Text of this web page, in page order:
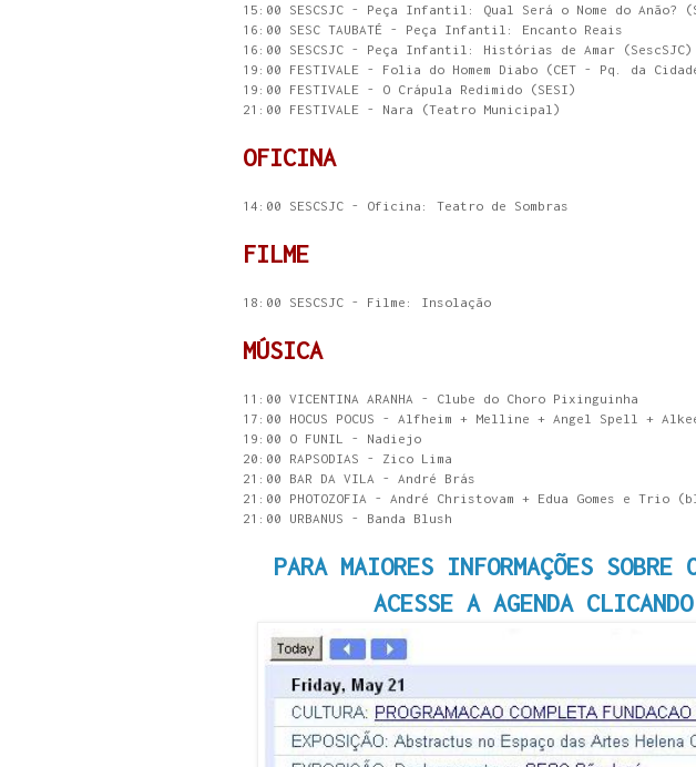
15:00 SESCSJC - Peça Infantil: Qual Será o Nome do Anão?
16:00 SESC TAUBATÉ - Peça Infantil: Encanto Reais
16:00 SESCSJC - Peça Infantil: Histórias de Amar (SescSJC)
19:00 FESTIVALE - Folia do Homem Diabo (CET - Pq. da
19:00 FESTIVALE - O Crápula Redimido (SESI)
21:00 FESTIVALE - Nara (Teatro Municipal)
OFICINA
14:00 SESCSJC - Oficina: Teatro de Sombras
FILME
18:00 SESCSJC - Filme: Insolação
MÚSICA
11:00 VICENTINA ARANHA - Clube do Choro Pixinguinha
17:00 HOCUS POCUS - Alfheim + Melline + Angel Spell +
19:00 O FUNIL - Nadiejo
20:00 RAPSODIAS - Zico Lima
21:00 BAR DA VILA - André Brás
21:00 PHOTOZOFIA - André Christovam + Edua Gomes e Trio
21:00 URBANUS - Banda Blush
PARA MAIORES INFORMAÇÕES
ACESSE A AGENDA